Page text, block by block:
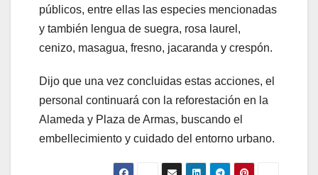
públicos, entre ellas las especies mencionadas
y también lengua de suegra, rosa laurel,
cenizo, masagua, fresno, jacaranda y crespón.
Dijo que una vez concluidas estas acciones, el
personal continuará con la reforestación en la
Alameda y Plaza de Armas, buscando el
embellecimiento y cuidado del entorno urbano.